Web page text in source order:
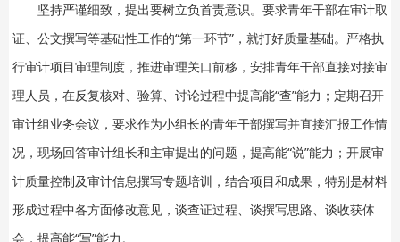
坚持严谨细致，提出要树立负首责意识。要求青年干部在审计取
证、公文撰写等基础性工作的“第一环节”，就打好质量基础。严格执
行审计项目审理制度，推进审理关口前移，安排青年干部直接对接审
理人员，在反复核对、验算、讨论过程中提高能“查”能力；定期召开
审计组业务会议，要求作为小组长的青年干部撰写并直接汇报工作情
况，现场回答审计组长和主审提出的问题，提高能“说”能力；开展审
计质量控制及审计信息撰写专题培训，结合项目和成果，特别是材料
形成过程中各方面修改意见，谈查证过程、谈撰写思路、谈收获体
会，提高能“写”能力。